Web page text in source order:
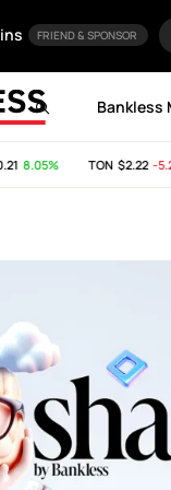
FRIEND & SPONSOR
Bankless
8.05% TON$2.22 -5.27%